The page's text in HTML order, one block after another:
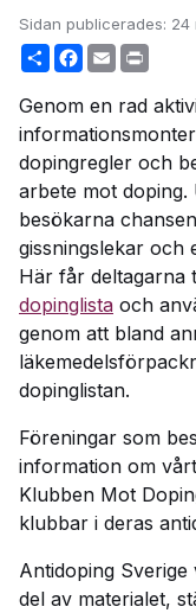
Sidan publicerades: 24
ShareFacebook
Email
Genom en rad
dopingregler och
arbete mot
besökarna
gissningslekar och
Här får deltagarna
dopinglista och
genom att bland
dopinglistan.
Föreningar som
information om
Klubben Mot
klubbar i deras
Antidoping
del av materialet,